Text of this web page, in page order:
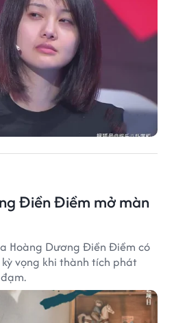
Điền Điềm mở màn
Hoàng Dương Điền Điềm có
vọng khi thành tích phát